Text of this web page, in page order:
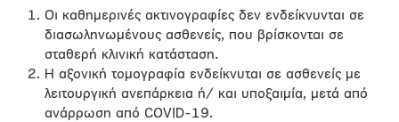
Οι καθημερινές ακτινογραφίες δεν ενδείκνυνται σε
διασωληνωμένους ασθενείς, που βρίσκονται σε
σταθερή κλινική κατάσταση.
Η αξονική τομογραφία ενδείκνυται σε ασθενείς με
λειτουργική ανεπάρκεια ή/ και υποξαιμία, μετά από
ανάρρωση από COVID-19.